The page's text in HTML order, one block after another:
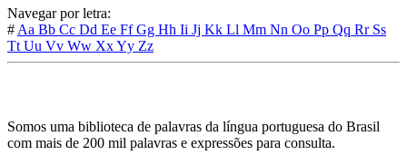
Navegar por letra:
# Aa Bb Cc Dd Ee FfGg Hh Ii Jj Kk Ll Mm Nn Oo Pp Qq Rr Ss
Tt Uu Vv Ww XxYy Zz
Somos uma biblioteca de palavras da língua portuguesa do Brasil
com mais de 200 mil palavras e expressões para consulta.